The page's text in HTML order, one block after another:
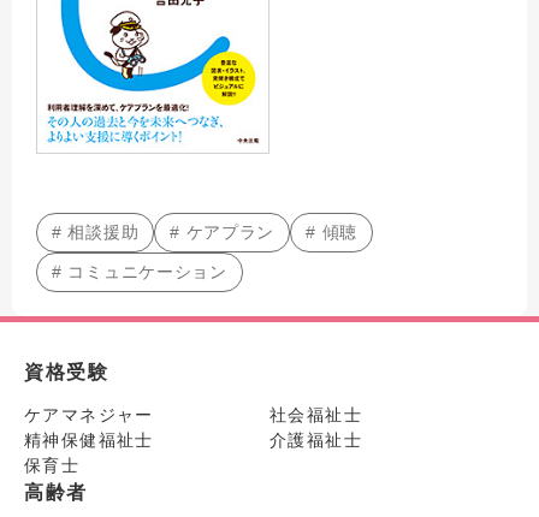
# 相談援助 # ケアプラン # 傾聴
# コミュニケーション
資格受験
ケアマネジャー
社会福祉士
精神保健福祉士
介護福祉士
保育士
高齢者